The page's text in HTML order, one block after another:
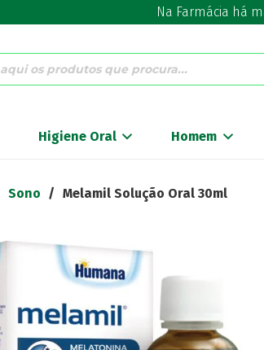
Na Farmácia há
Higiene Oral Homem
Sono / Melamil Solução Oral 30ml